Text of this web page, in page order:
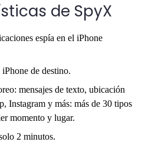
de SpyX
espía en el iPhone
de destino.
mensajes de texto, ubicación
Instagram y más: más de 30 tipos
momento y lugar.
2 minutos.